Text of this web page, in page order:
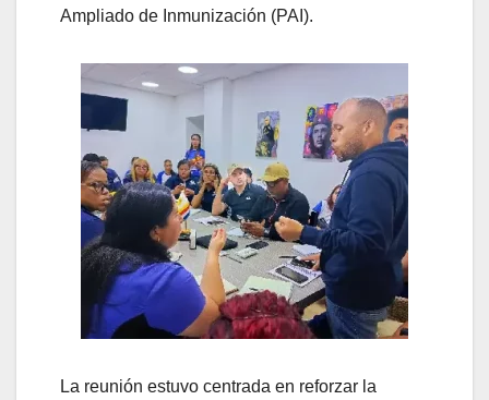
Ampliado de Inmunización (PAI).
La reunión estuvo centrada en reforzar la